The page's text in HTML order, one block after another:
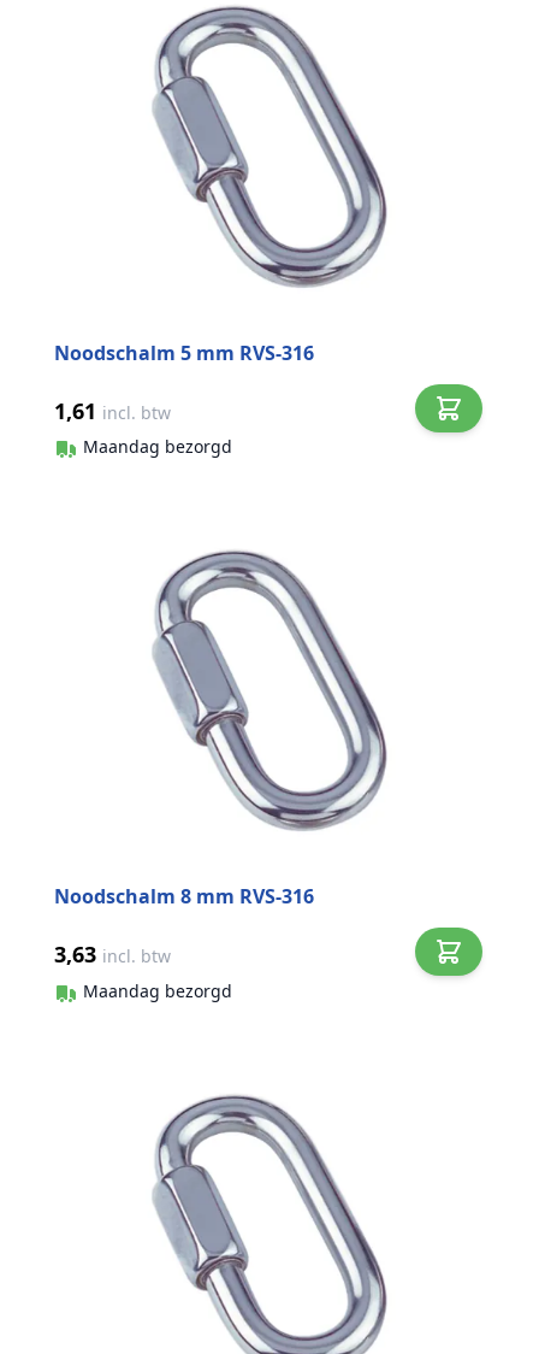
Noodschalm 5 mm RVS-316
1,61 incl. btw
Maandag bezorgd
Noodschalm 8 mm RVS-316
3,63 incl. btw
Maandag bezorgd